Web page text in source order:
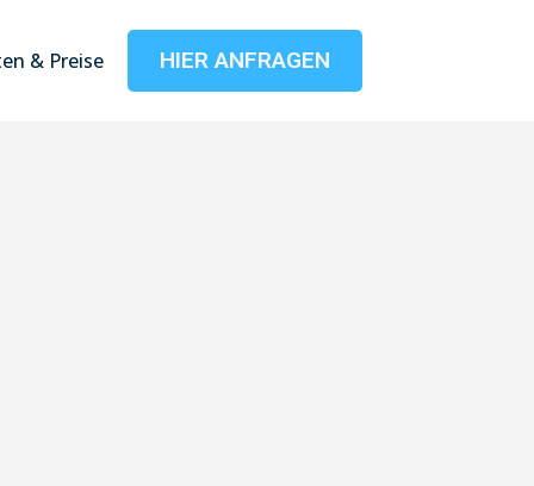
& Preise HIER ANFRAGEN